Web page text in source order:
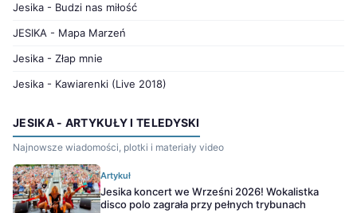
Jesika - Budzi nas miłość
JESIKA - Mapa Marzeń
Jesika - Złap mnie
Jesika - Kawiarenki (Live 2018)
JESIKA - ARTYKUŁY I TELEDYSKI
Najnowsze wiadomości, plotki i materiały video
Artykuł
Jesika koncert we Wrześni 2026! Wokalistka
disco polo zagrała przy pełnych trybunach